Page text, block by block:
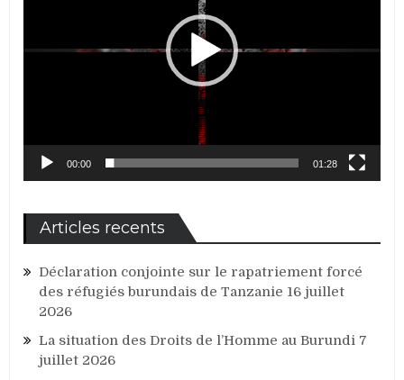
00:00 01:28
Articles recents
Déclaration conjointe sur le rapatriement forcé
des réfugiés burundais de Tanzanie 16 juillet
2026
La situation des Droits de l’Homme au Burundi 7
juillet 2026